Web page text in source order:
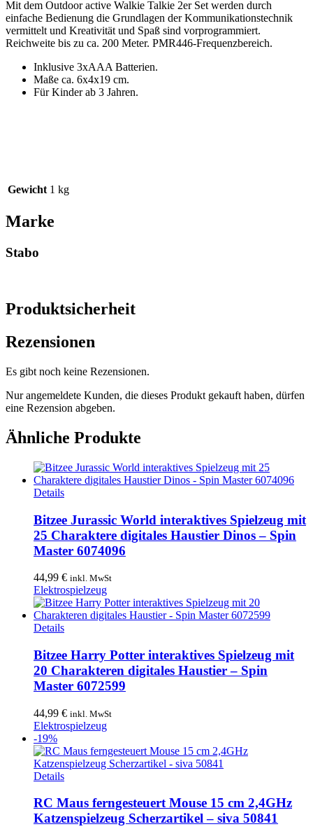
Mit dem Outdoor active Walkie Talkie 2er Set werden durch
einfache Bedienung die Grundlagen der Kommunikationstechnik
vermittelt und Kreativität und Spaß sind vorprogrammiert.
Reichweite bis zu ca. 200 Meter. PMR446-Frequenzbereich.
Inklusive 3xAAA Batterien.
Maße ca. 6x4x19 cm.
Für Kinder ab 3 Jahren.
Gewicht 1 kg
Marke
Stabo
Produktsicherheit
Rezensionen
Es gibt noch keine Rezensionen.
Nur angemeldete Kunden, die dieses Produkt gekauft haben, dürfen
eine Rezension abgeben.
Ähnliche Produkte
Details
Bitzee Jurassic World interaktives Spielzeug mit
25 Charaktere digitales Haustier Dinos – Spin
Master 6074096
44,99 € inkl. MwSt
Elektrospielzeug
Details
Bitzee Harry Potter interaktives Spielzeug mit
20 Charakteren digitales Haustier – Spin
Master 6072599
44,99 € inkl. MwSt
Elektrospielzeug
-19%
Details
RC Maus ferngesteuert Mouse 15 cm 2,4GHz
Katzenspielzeug Scherzartikel – siva 50841